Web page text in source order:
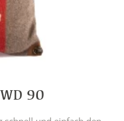
90